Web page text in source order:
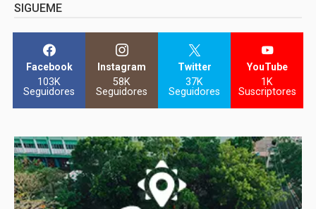
SIGUEME
Facebook
103K
Seguidores
Instagram
58K
Seguidores
Twitter
37K
Seguidores
YouTube
1K
Suscriptores